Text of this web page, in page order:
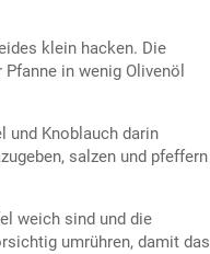
klein hacken. Die
in wenig Olivenöl
und Knoblauch darin
salzen und pfeffern
weich sind und die
umrühren, damit das